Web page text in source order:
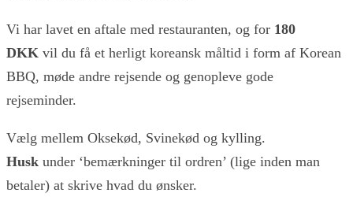
Vi har lavet en aftale med restauranten, og for 180
DKK vil du få et herligt koreansk måltid i form af Korean
BBQ, møde andre rejsende og genopleve gode
rejseminder.
Vælg mellem Oksekød, Svinekød og kylling.
Husk under ‘bemærkninger til ordren’ (lige inden man
betaler) at skrive hvad du ønsker.